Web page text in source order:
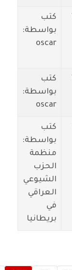
كتب
بواسطة:
oscar
كتب
بواسطة:
oscar
كتب
بواسطة:
منظمة
الحزب
الشيوعي
العراقي
في
بريطانيا